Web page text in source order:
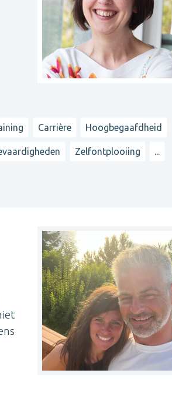
Carrière Hoogbegaafdheid
Zelfontplooiing ...